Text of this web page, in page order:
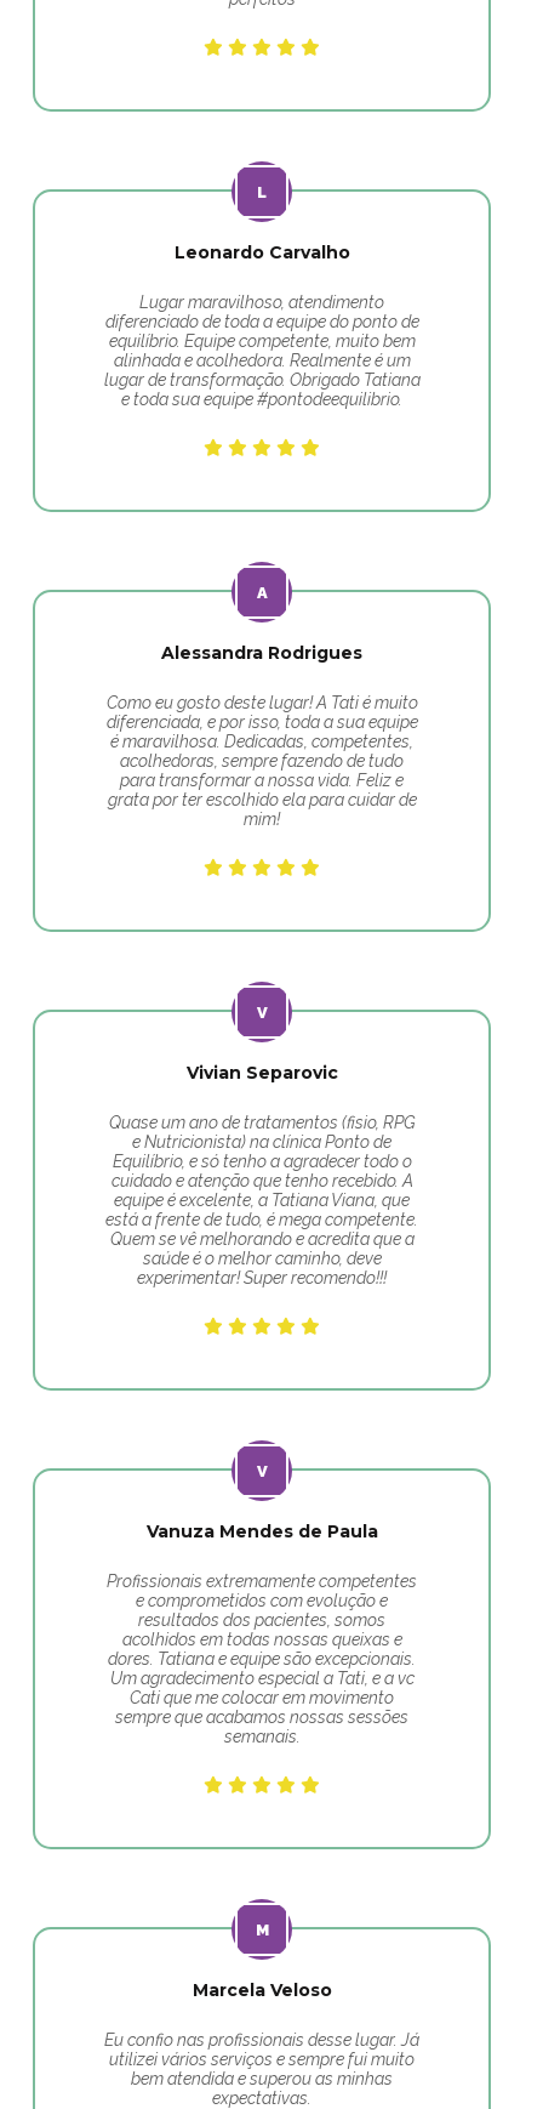
Leonardo Carvalho
Lugar maravilhoso, atendimento
diferenciado de toda a equipe do ponto de
equilíbrio. Equipe competente, muito bem
alinhada e acolhedora. Realmente é um
lugar de transformação. Obrigado Tatiana
e toda sua equipe #pontodeequilibrio.
Alessandra Rodrigues
Como eu gosto deste lugar! A Tati é muito
diferenciada, e por isso, toda a sua equipe
é maravilhosa. Dedicadas, competentes,
acolhedoras, sempre fazendo de tudo
para transformar a nossa vida. Feliz e
grata por ter escolhido ela para cuidar de
mim!
Vivian Separovic
Quase um ano de tratamentos (fisio, RPG
e Nutricionista) na clínica Ponto de
Equilíbrio, e só tenho a agradecer todo o
cuidado e atenção que tenho recebido. A
equipe é excelente, a Tatiana Viana, que
está a frente de tudo, é mega competente.
Quem se vê melhorando e acredita que a
saúde é o melhor caminho, deve
experimentar! Super recomendo!!!
Vanuza Mendes de Paula
Profissionais extremamente competentes
e comprometidos com evolução e
resultados dos pacientes, somos
acolhidos em todas nossas queixas e
dores. Tatiana e equipe são excepcionais.
Um agradecimento especial a Tati, e a vc
Cati que me colocar em movimento
sempre que acabamos nossas sessões
semanais.
Marcela Veloso
Eu confio nas profissionais desse lugar. Já
utilizei vários serviços e sempre fui muito
bem atendida e superou as minhas
expectativas.